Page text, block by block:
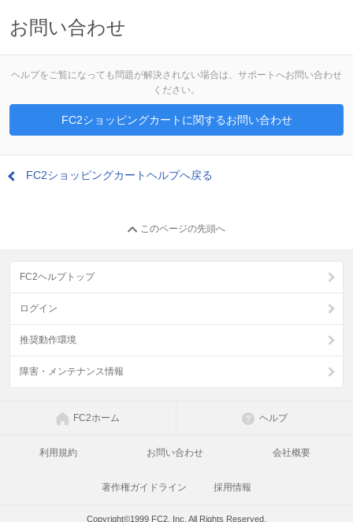
お問い合わせ
ヘルプをご覧になっても問題が解決されない場合は、サポートへお問い合わせ
ください。
FC2ショッピングカートに関するお問い合わせ
FC2ショッピングカートヘルプへ戻る
このページの先頭へ
FC2ヘルプトップ
ログイン
推奨動作環境
障害・メンテナンス情報
FC2ホーム ヘルプ
利用規約 お問い合わせ 会社概要
著作権ガイドライン 採用情報
Copyright©1999 FC2, Inc. All Rights Reserved.